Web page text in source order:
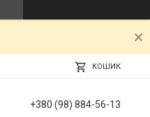
КОШИК
+380 (98) 884-56-13